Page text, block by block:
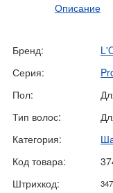
Описание
Бренд:
Серия:
Пол:
Тип волос:
Категория:
Код товара:
Штрихкод: